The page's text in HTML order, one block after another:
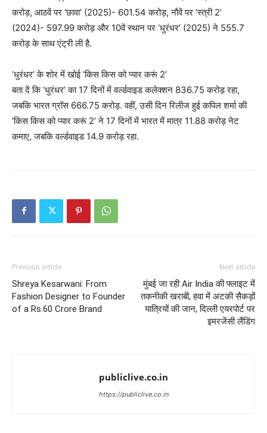
करोड़, आठवें पर ‘छावा’ (2025)- 601.54 करोड़, नौवें पर ‘स्त्री 2’
(2024)- 597.99 करोड़ और 10वें स्थान पर ‘धुरंधर’ (2025) ने 555.7
करोड़ के साथ एंट्री ली है.
‘धुरंधर’ के शोर में खोई ‘किस किस को प्यार करूं 2‘
बता दें कि ‘धुरंधर’ का 17 दिनों में वर्ल्डवाइड कलेक्शन 836.75 करोड़ रहा,
जबकि भारत ग्रॉस 666.75 करोड़. वहीं, उसी दिन रिलीज हुई कपिल शर्मा की
‘किस किस को प्यार करूं 2’ ने 17 दिनों में भारत में मात्र 11.88 करोड़ नेट
कमाए, जबकि वर्ल्डवाइड 14.9 करोड़ रहा.
Previous article
Shreya Kesarwani: From
Fashion Designer to Founder
of a Rs.60 Crore Brand
Next article
मुंबई जा रही Air India की फ्लाइट में
तकनीकी खराबी, हवा में अटकी सैकड़ों
यात्रियों की जान, दिल्ली एयरपोर्ट पर
इमरजेंसी लैंडिंग
publiclive.co.in
https://publiclive.co.in